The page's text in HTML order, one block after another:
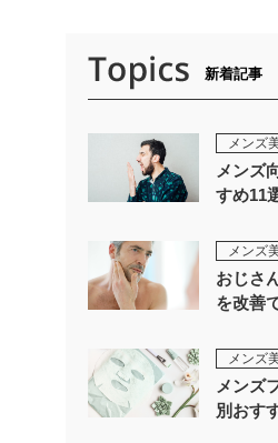
新着記事
メンズ
メンズ
すめ11
メンズ
おじさ
を改善
メンズ
メンズ
別おす